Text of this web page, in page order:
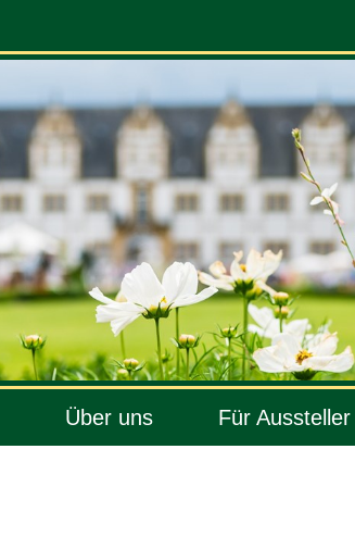
Über uns Für Aussteller